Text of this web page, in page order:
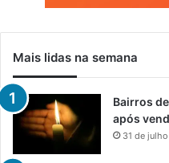
Mais lidas na semana
Bairros
após
31 de